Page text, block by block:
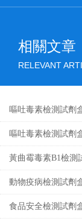
相關文章
RELEVANT